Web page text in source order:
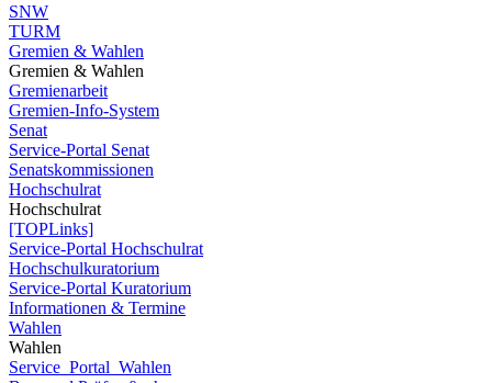
SNW
TURM
Gremien & Wahlen
Gremien & Wahlen
Gremienarbeit
Gremien-Info-System
Senat
Service-Portal Senat
Senatskommissionen
Hochschulrat
Hochschulrat
[TOPLinks]
Service-Portal Hochschulrat
Hochschulkuratorium
Service-Portal Kuratorium
Informationen & Termine
Wahlen
Wahlen
Service_Portal_Wahlen